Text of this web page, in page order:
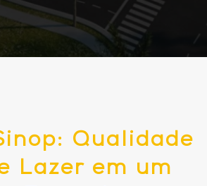
Qualidade
Lazer em um